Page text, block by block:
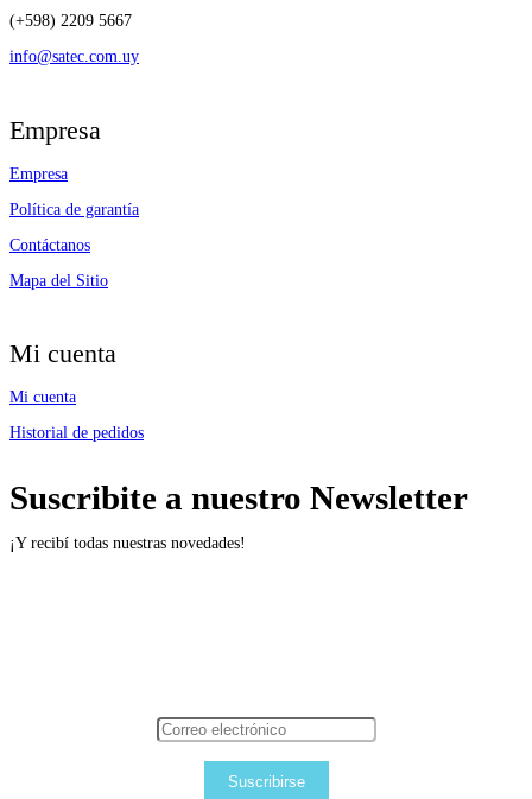
(+598) 2209 5667
info@satec.com.uy
Empresa
Empresa
Política de garantía
Contáctanos
Mapa del Sitio
Mi cuenta
Mi cuenta
Historial de pedidos
Suscribite a nuestro Newsletter
¡Y recibí todas nuestras novedades!
Suscribirse